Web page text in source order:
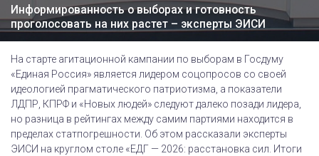
Информированность о выборах и готовность
проголосовать на них растет – эксперты ЭИСИ
На старте агитационной кампании по выборам в Госдуму
«Единая Россия» является лидером соцопросов со своей
идеологией прагматического патриотизма, а показатели
ЛДПР, КПРФ и «Новых людей» следуют далеко позади лидера,
но разница в рейтингах между самим партиями находится в
пределах статпогрешности. Об этом рассказали эксперты
ЭИСИ на круглом столе «ЕДГ — 2026: расстановка сил. Итоги